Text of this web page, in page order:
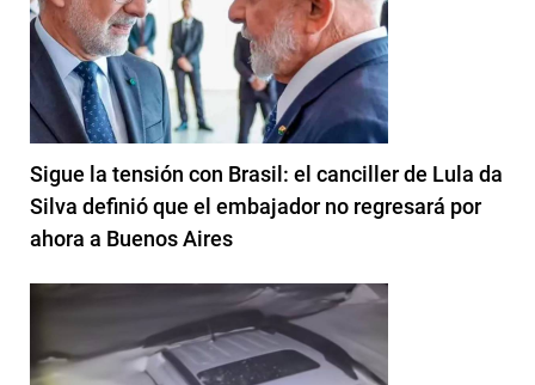
Sigue la tensión con Brasil: el canciller de Lula da
Silva definió que el embajador no regresará por
ahora a Buenos Aires